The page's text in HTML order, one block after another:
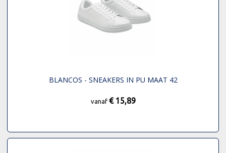
BLANCOS - SNEAKERS IN PU MAAT 42
vanaf € 15,89